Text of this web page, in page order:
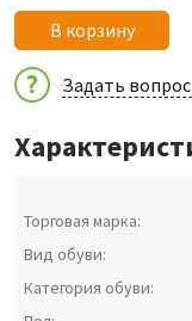
В корзину
Задать
Торговая марка:
Вид обуви:
Категория обуви: